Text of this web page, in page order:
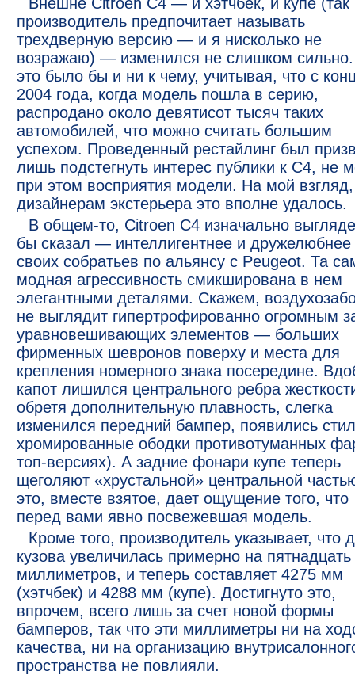
производитель предпочитает называть
трехдверную версию — и я нисколько не
возражаю) — изменился не слишком
это было бы и ни к чему, учитывая, что с
2004 года, когда модель пошла в серию,
распродано около девятисот тысяч таких
автомобилей, что можно считать большим
успехом. Проведенный рестайлинг был
лишь подстегнуть интерес публики к С4, не
при этом восприятия модели. На мой взгляд,
дизайнерам экстерьера это вполне удалось.
В общем-то, Citroen С4 изначально
бы сказал — интеллигентнее и дружелюбнее
своих собратьев по альянсу с Peugeot. Та
модная агрессивность смикширована в нем
элегантными деталями. Скажем,
не выглядит гипертрофированно огромным
уравновешивающих элементов — больших
фирменных шевронов поверху и места для
крепления номерного знака посередине.
капот лишился центрального ребра
обретя дополнительную плавность, слегка
изменился передний бампер, появились
хромированные ободки противотуманных
топ-версиях). А задние фонари купе теперь
щеголяют «хрустальной» центральной
это, вместе взятое, дает ощущение того, что
перед вами явно посвежевшая модель.
Кроме того, производитель указывает, что
кузова увеличилась примерно на пятнадцать
миллиметров, и теперь составляет 4275 мм
(хэтчбек) и 4288 мм (купе). Достигнуто это,
впрочем, всего лишь за счет новой формы
бамперов, так что эти миллиметры ни на
качества, ни на организацию
пространства не повлияли.